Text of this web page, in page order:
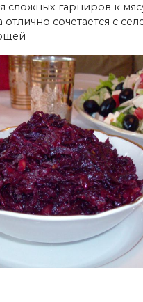
сложных гарниров к
отлично сочетается с